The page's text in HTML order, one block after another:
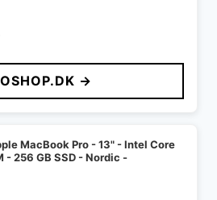
→
MacBook Pro - 13" - Intel Core
- 256 GB SSD - Nordic -